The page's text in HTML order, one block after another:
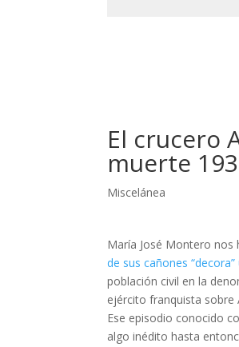
El crucero
muerte
Miscelánea
María José Montero nos
de sus cañones
población civil en la
ejército franquista sobre
Ese episodio conocido
algo inédito hasta